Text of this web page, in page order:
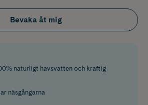
Bevaka åt mig
naturligt havsvatten och kraftig
näsgångarna